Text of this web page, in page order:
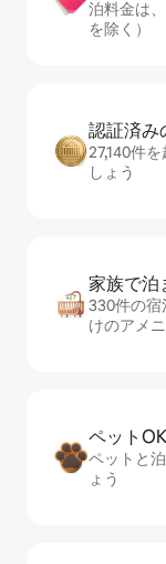
泊料金は
を除く）
認証済み
27,140件
しょう
家族で泊
330件の宿
けのアメ
ペット
ペットと
ょう